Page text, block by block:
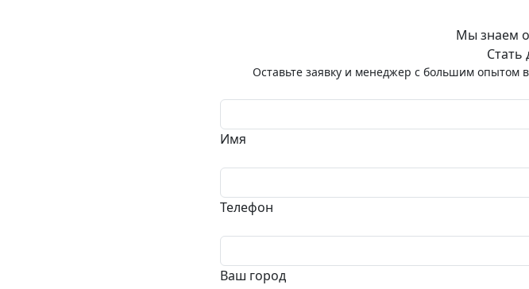
Мы знаем
Стать
Оставьте заявку и менеджер с большим опытом
Имя
Телефон
Ваш город